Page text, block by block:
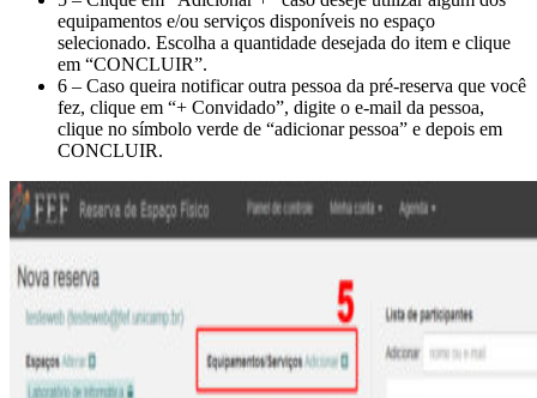
equipamentos e/ou serviços disponíveis no espaço
selecionado. Escolha a quantidade desejada do item e clique
em “CONCLUIR”.
6 – Caso queira notificar outra pessoa da pré-reserva que você
fez, clique em “+ Convidado”, digite o e-mail da pessoa,
clique no símbolo verde de “adicionar pessoa” e depois em
CONCLUIR.